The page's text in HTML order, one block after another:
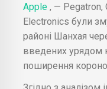
Apple , — Pegatron,
Electronics були
районі Шанхая
введених урядом
поширення